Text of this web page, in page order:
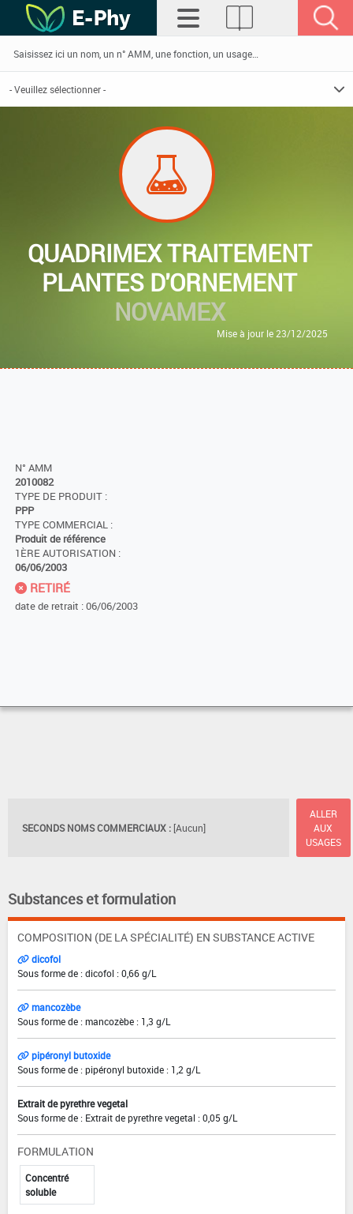
QUADRIMEX TRAITEMENT
PLANTES D'ORNEMENT
NOVAMEX
Mise à jour le 23/12/2025
N° AMM
2010082
TYPE DE PRODUIT :
PPP
TYPE COMMERCIAL :
Produit de référence
1ÈRE AUTORISATION :
06/06/2003
RETIRÉ
date de retrait : 06/06/2003
SECONDS NOMS COMMERCIAUX : [Aucun]
ALLER
AUX
USAGES
Substances et formulation
COMPOSITION (DE LA SPÉCIALITÉ) EN SUBSTANCE ACTIVE
dicofol
Sous forme de : dicofol : 0,66 g/L
mancozèbe
Sous forme de : mancozèbe : 1,3 g/L
pipéronyl butoxide
Sous forme de : pipéronyl butoxide : 1,2 g/L
Extrait de pyrethre vegetal
Sous forme de : Extrait de pyrethre vegetal : 0,05 g/L
FORMULATION
Concentré
soluble